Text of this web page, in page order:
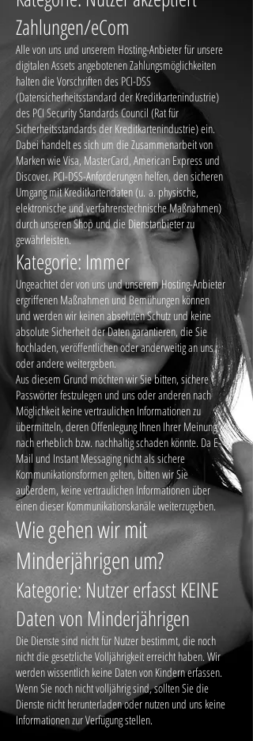
Zahlungen/eCom
Alle von uns und unserem Hosting-Anbieter für unsere
digitalen Assets angebotenen Zahlungsmöglichkeiten
halten die Vorschriften des PCI-DSS
(Datensicherheitsstandard der Kreditkartenindustrie)
des PCI Security Standards Council (Rat für
Sicherheitsstandards der Kreditkartenindustrie) ein.
Dabei handelt es sich um die Zusammenarbeit von
Marken wie Visa, MasterCard, American Express und
Discover. PCI-DSS-Anforderungen helfen, den sicheren
Umgang mit Kreditkartendaten (u. a. physische,
elektronische und verfahrenstechnische Maßnahmen)
durch unseren Shop und die Dienstanbieter zu
gewährleisten.
Kategorie: Immer
Ungeachtet der von uns und unserem Hosting-Anbieter
ergriffenen Maßnahmen und Bemühungen können
und werden wir keinen absoluten Schutz und keine
absolute Sicherheit der Daten garantieren, die Sie
hochladen, veröffentlichen oder anderweitig an uns
oder andere weitergeben.
Aus diesem Grund möchten wir Sie bitten, sichere
Passwörter festzulegen und uns oder anderen nach
Möglichkeit keine vertraulichen Informationen zu
übermitteln, deren Offenlegung Ihnen Ihrer Meinung
nach erheblich bzw. nachhaltig schaden könnte. Da E-
Mail und Instant Messaging nicht als sichere
Kommunikationsformen gelten, bitten wir Sie
außerdem, keine vertraulichen Informationen über
einen dieser Kommunikationskanäle weiterzugeben.
Wie gehen wir mit
Minderjährigen um?
Kategorie: Nutzer erfasst KEINE
Daten von Minderjährigen
Die Dienste sind nicht für Nutzer bestimmt, die noch
nicht die gesetzliche Volljährigkeit erreicht haben. Wir
werden wissentlich keine Daten von Kindern erfassen.
Wenn Sie noch nicht volljährig sind, sollten Sie die
Dienste nicht herunterladen oder nutzen und uns keine
Informationen zur Verfügung stellen.